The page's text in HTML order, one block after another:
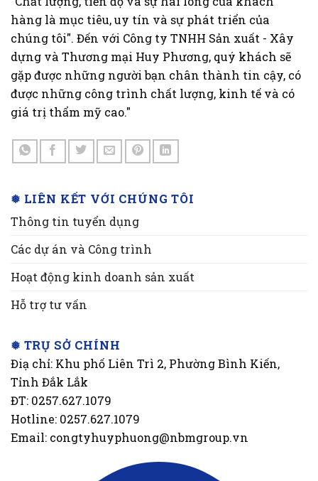
hàng là mục tiêu, uy tín và sự phát triển của
chúng tôi". Đến với Công ty TNHH Sản xuất - Xây
dựng và Thương mại Huy Phương, quý khách sẽ
gặp được những người bạn chân thành tin cậy, có
được những công trình chất lượng, kinh tế và có
giá trị thẩm mỹ cao."
❅ LIÊN KẾT VỚI CHÚNG TÔI
Thông tin tuyển dụng
Các dự án và Công trình
Hoạt động kinh doanh sản xuất
Hỗ trợ tư vấn
❅ TRỤ SỞ CHÍNH
Điạ chỉ: Khu phố Liên Trì 2, Phường Bình Kiến,
Tỉnh Đắk Lắk
ĐT: 0257.627.1079
Hotline: 0257.627.1079
Email: congtyhuyphuong@nbmgroup.vn